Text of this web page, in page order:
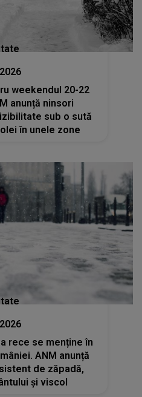
weekendul 20-22
anunță ninsori
sub o sută
în unele zone
rece se menține în
ANM anunță
de zăpadă,
și viscol